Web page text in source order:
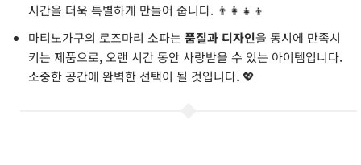
시간을 더욱 특별하게 만들어 줍니다. 👨‍👩‍👧‍👦
마티노가구의 로즈마리 소파는 품질과 디자인을 동시에 만족시
키는 제품으로, 오랜 시간 동안 사랑받을 수 있는 아이템입니다.
소중한 공간에 완벽한 선택이 될 것입니다. 💖